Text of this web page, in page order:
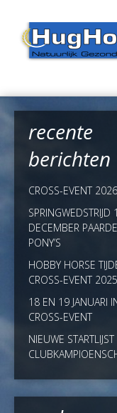
recente
berichten
CROSS-EVENT 2026
SPRINGWEDSTRIJD
DECEMBER
PONY’S
HOBBY HORSE
CROSS-EVENT 2025
18 EN 19 JANUARI
CROSS-EVENT
NIEUWE STARTLIJST